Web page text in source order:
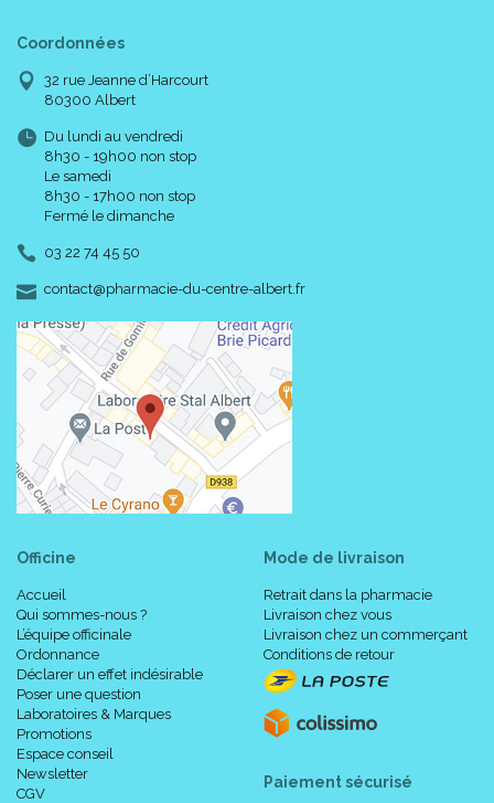
Coordonnées
32 rue Jeanne d’Harcourt
80300 Albert
Du lundi au vendredi
8h30 - 19h00 non stop
Le samedi
8h30 - 17h00 non stop
Fermé le dimanche
03 22 74 45 50
contact-
@-
pharmacie-du-centre-albert.fr
Officine
Accueil
Qui sommes-nous ?
L’équipe officinale
Ordonnance
Déclarer un effet indésirable
Poser une question
Laboratoires & Marques
Promotions
Espace conseil
Newsletter
CGV
Mode de livraison
Retrait dans la pharmacie
Livraison chez vous
Livraison chez un commerçant
Conditions de retour
Paiement sécurisé